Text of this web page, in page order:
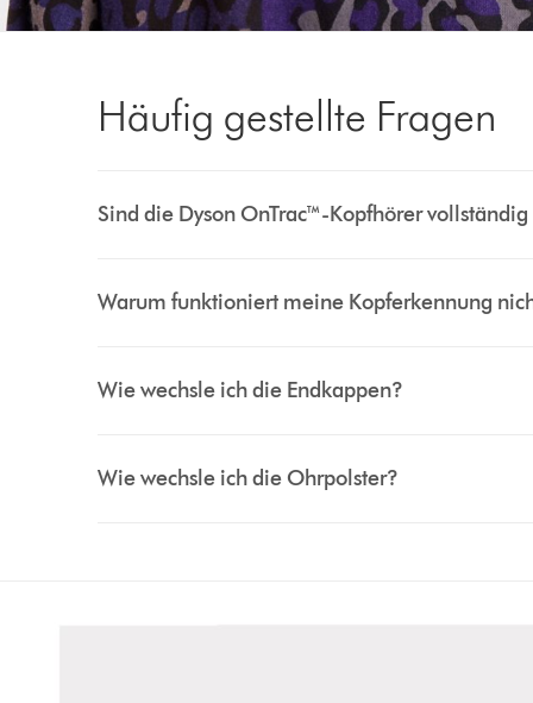
Häufig gestellte Fragen
Sind die Dyson OnTrac™-Kopfhörer
Warum funktioniert meine Kopferkennung
Wie wechsle ich die Endkappen?
Wie wechsle ich die Ohrpolster?